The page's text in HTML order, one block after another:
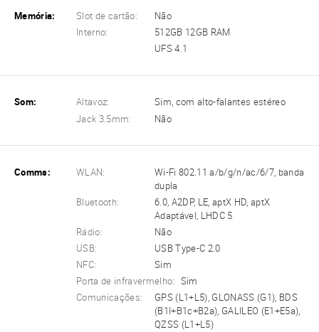
Memória: Slot de cartão:
Não
Interno:
512GB 12GB RAM
UFS 4.1
Som: Altavoz:
Sim, com alto-falantes estéreo
Jack 3.5mm:
Não
Comms: WLAN:
Wi-Fi 802.11 a/b/g/n/ac/6/7, banda
dupla
Bluetooth:
6.0, A2DP, LE, aptX HD, aptX
Adaptável, LHDC 5
Rádio:
Não
USB:
USB Type-C 2.0
NFC:
Sim
Porta de infravermelho:
Sim
Comunicações:
GPS (L1+L5), GLONASS (G1), BDS
(B1I+B1c+B2a), GALILEO (E1+E5a),
QZSS (L1+L5)